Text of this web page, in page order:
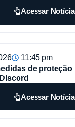
Acessar Notícia
11:45 pm
de proteção
Acessar Notícia